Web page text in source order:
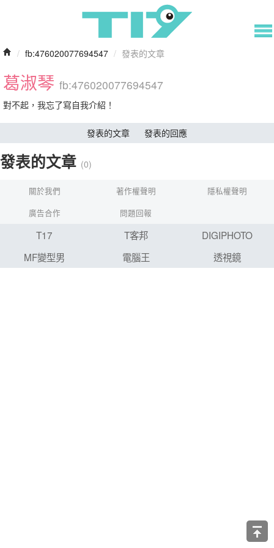
/ fb:476020077694547 / 發表的文章
葛淑琴 fb:476020077694547
對不起，我忘了寫自我介紹！
發表的文章 發表的回應
發表的文章 (0)
關於我們 著作權聲明
隱私權聲明
廣告合作
問題回報
T17 T客邦
DIGIPHOTO
MF變型男
電腦王 透視鏡